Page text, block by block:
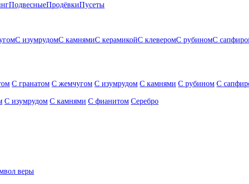
ПодвесныеПродёвкиПусеты
С изумрудомС камнямиС керамикойС клеверомС рубиномС
С гранатом С жемчугом С изумрудом С камнями С рубином С
С изумрудом С камнями С фианитом Серебро
веры